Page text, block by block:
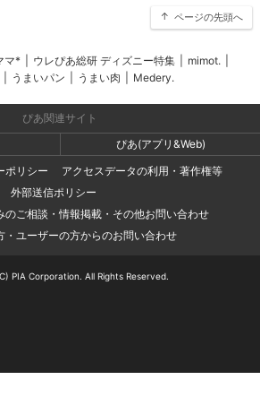
ページの先頭へ
マ* ウレぴあ総研 ディズニー特集 mimot.
うまいパン うまい肉 Medery.
ぴあ関連サイト
ぴあ(アプリ&Web)
ポリシー
アクセスデータの利用・著作権等
外部送信ポリシー
のご相談・情報掲載・その他お問い合わせ
・ユーザーの方からのお問い合わせ
PIA Corporation. All Rights Reserved.